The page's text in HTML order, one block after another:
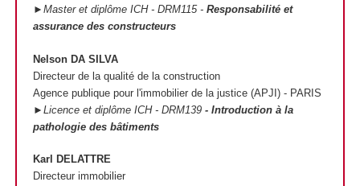
►Master et diplôme ICH - DRM115 - Responsabilité et
assurance des constructeurs
Nelson DA SILVA
Directeur de la qualité de la construction
Agence publique pour l'immobilier de la justice (APJI) - PARIS
►Licence et diplôme ICH - DRM139 - Introduction à la
pathologie des bâtiments
Karl DELATTRE
Directeur immobilier